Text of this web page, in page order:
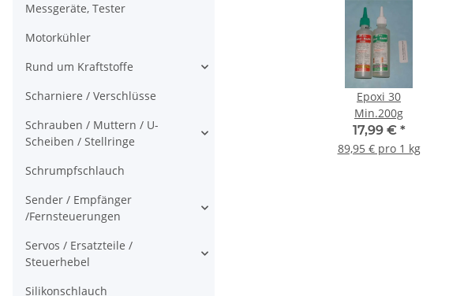
Epoxi 30
Min.200g
17,99 € *
89,95 € pro 1 kg
Messgeräte, Tester
Motorkühler
Rund um Kraftstoffe
Scharniere / Verschlüsse
Schrauben / Muttern / U-
Scheiben / Stellringe
Schrumpfschlauch
Sender / Empfänger
/Fernsteuerungen
Servos / Ersatzteile /
Steuerhebel
Silikonschlauch